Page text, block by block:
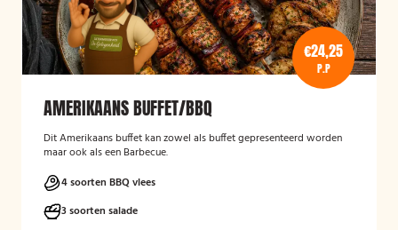
€24,25
P.P
AMERIKAANS BUFFET/BBQ
Dit Amerikaans buffet kan zowel als buffet gepresenteerd worden
maar ook als een Barbecue.
4 soorten BBQ vlees
3 soorten salade